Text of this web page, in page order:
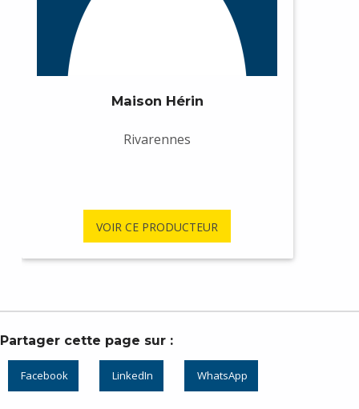
Maison Hérin
Rivarennes
VOIR CE PRODUCTEUR
Partager cette page sur :
Facebook LinkedIn WhatsApp